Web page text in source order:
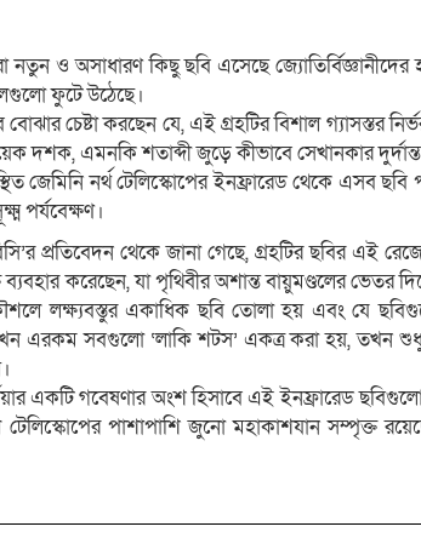
ও অসাধারণ কিছু ছবি এসেছে জ্যোতির্বিজ্ঞানীদের
ফুটে উঠেছে।
বোঝার চেষ্টা করছেন যে, এই গ্রহটির বিশাল গ্যাসস্তর
দশক, এমনকি শতাব্দী জুড়ে কীভাবে সেখানকার
জেমিনি নর্থ টেলিস্কোপের ইনফ্রারেড থেকে এসব
পর্যবেক্ষণ।
প্রতিবেদন থেকে জানা গেছে, গ্রহটির ছবির এই
ব্যবহার করেছেন, যা পৃথিবীর অশান্ত বায়ুমণ্ডলের ভেতর
লক্ষ্যবস্তুর একাধিক ছবি তোলা হয় এবং যে
এরকম সবগুলো ‘লাকি শটস’ একত্র করা হয়, তখন
একটি গবেষণার অংশ হিসাবে এই ইনফ্রারেড
পাশাপাশি জুনো মহাকাশযান সম্পৃক্ত